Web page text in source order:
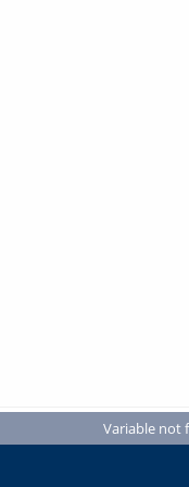
Variable not